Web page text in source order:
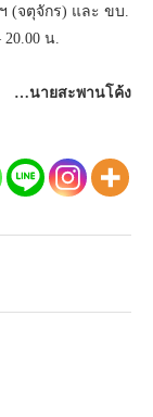
(จตุจักร) และ ขบ.
น.
…นายสะพานโค้ง